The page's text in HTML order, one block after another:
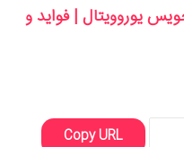
یوروویتال | فواید و
Copy URL